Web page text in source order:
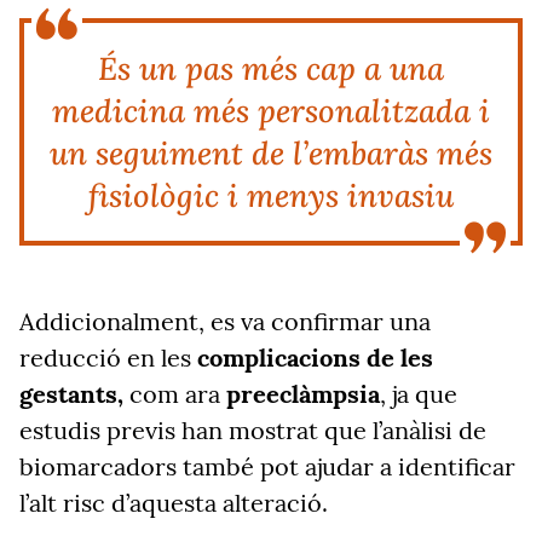
És un pas més cap a una
medicina més personalitzada i
un seguiment de l’embaràs més
fisiològic i menys invasiu
Addicionalment, es va confirmar una
reducció en les complicacions de les
gestants, com ara preeclàmpsia, ja que
estudis previs han mostrat que l’anàlisi de
biomarcadors també pot ajudar a identificar
l’alt risc d’aquesta alteració.